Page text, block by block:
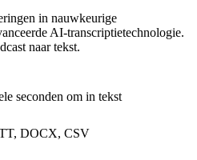
in nauwkeurige
AI-transcriptietechnologie.
naar tekst.
seconden om in tekst
DOCX, CSV